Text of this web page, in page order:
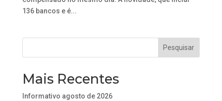
136 bancos e é...
Mais Recentes
Informativo agosto de 2026